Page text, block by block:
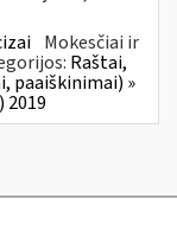
Mokesčiai ir
Raštai,
paaiškinimai) »
2019